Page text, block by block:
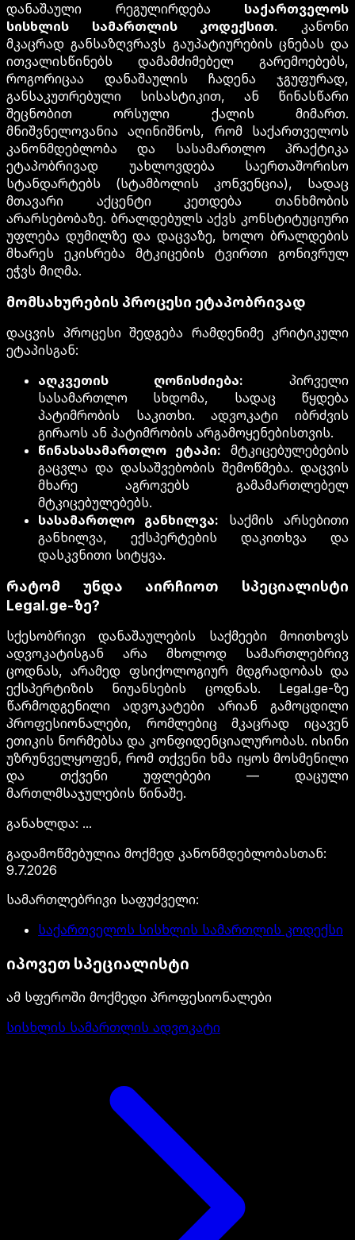
დანაშაული რეგულირდება საქართველოს
სისხლის სამართლის კოდექსით. კანონი
მკაცრად განსაზღვრავს გაუპატიურების ცნებას და
ითვალისწინებს დამამძიმებელ გარემოებებს,
როგორიცაა დანაშაულის ჩადენა ჯგუფურად,
განსაკუთრებული სისასტიკით, ან წინასწარი
შეცნობით ორსული ქალის მიმართ.
მნიშვნელოვანია აღინიშნოს, რომ საქართველოს
კანონმდებლობა და სასამართლო პრაქტიკა
ეტაპობრივად უახლოვდება საერთაშორისო
სტანდარტებს (სტამბოლის კონვენცია), სადაც
მთავარი აქცენტი კეთდება თანხმობის
არარსებობაზე. ბრალდებულს აქვს კონსტიტუციური
უფლება დუმილზე და დაცვაზე, ხოლო ბრალდების
მხარეს ეკისრება მტკიცების ტვირთი გონივრულ
ეჭვს მიღმა.
მომსახურების პროცესი ეტაპობრივად
დაცვის პროცესი შედგება რამდენიმე კრიტიკული
ეტაპისგან:
აღკვეთის ღონისძიება: პირველი
სასამართლო სხდომა, სადაც წყდება
პატიმრობის საკითხი. ადვოკატი იბრძვის
გირაოს ან პატიმრობის არგამოყენებისთვის.
წინასასამართლო ეტაპი: მტკიცებულებების
გაცვლა და დასაშვებობის შემოწმება. დაცვის
მხარე აგროვებს გამამართლებელ
მტკიცებულებებს.
სასამართლო განხილვა: საქმის არსებითი
განხილვა, ექსპერტების დაკითხვა და
დასკვნითი სიტყვა.
რატომ უნდა აირჩიოთ სპეციალისტი
Legal.ge-ზე?
სქესობრივი დანაშაულების საქმეები მოითხოვს
ადვოკატისგან არა მხოლოდ სამართლებრივ
ცოდნას, არამედ ფსიქოლოგიურ მდგრადობას და
ექსპერტიზის ნიუანსების ცოდნას. Legal.ge-ზე
წარმოდგენილი ადვოკატები არიან გამოცდილი
პროფესიონალები, რომლებიც მკაცრად იცავენ
ეთიკის ნორმებსა და კონფიდენციალურობას. ისინი
უზრუნველყოფენ, რომ თქვენი ხმა იყოს მოსმენილი
და თქვენი უფლებები — დაცული
მართლმსაჯულების წინაშე.
განახლდა: ...
გადამოწმებულია მოქმედ კანონმდებლობასთან:
9.7.2026
სამართლებრივი საფუძველი:
საქართველოს სისხლის სამართლის კოდექსი
იპოვეთ სპეციალისტი
ამ სფეროში მოქმედი პროფესიონალები
სისხლის სამართლის ადვოკატი